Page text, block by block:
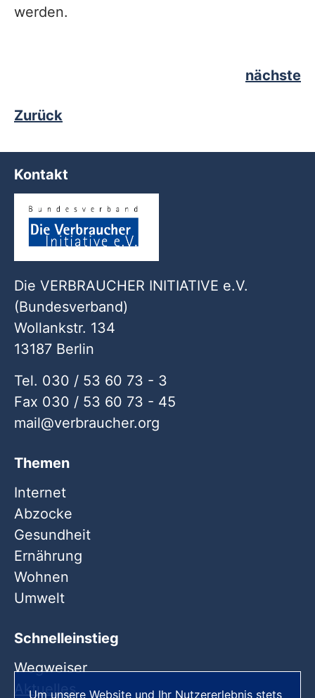
werden.
nächste
Zurück
Kontakt
Die VERBRAUCHER INITIATIVE e.V.
(Bundesverband)
Wollankstr. 134
13187 Berlin
Tel. 030 / 53 60 73 - 3
Fax 030 / 53 60 73 - 45
mail
verbraucher org
Themen
Internet
Abzocke
Gesundheit
Ernährung
Wohnen
Umwelt
Schnelleinstieg
Wegweiser
Aktuelles
Um unsere Website und Ihr Nutzererlebnis stets